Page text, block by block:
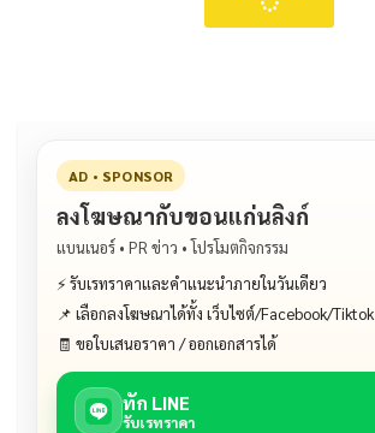
AD • SPONSOR
ลงโฆษณากับขอนแก่นลิงก์
แบนเนอร์ • PR ข่าว • โปรโมตกิจกรรม
⚡ รับเรทราคาและคำแนะนำภายในวันเดียว
📌 เลือกลงโฆษณาได้ทั้ง เว็บไซต์/Facebook/Tiktok
🧾 ขอใบเสนอราคา / ออกเอกสารได้
ทัก LINE
รับเรทราคา